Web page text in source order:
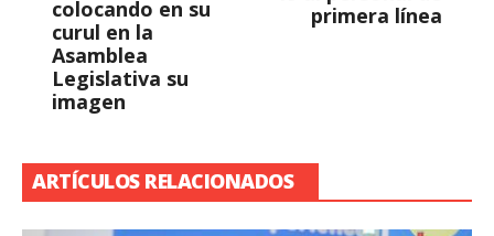
colocando en su
curul en la
Asamblea
Legislativa su
imagen
primera línea
ARTÍCULOS RELACIONADOS